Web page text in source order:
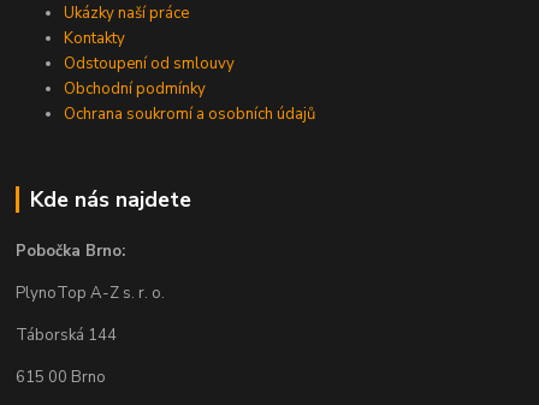
Ukázky naší práce
Kontakty
Odstoupení od smlouvy
Obchodní podmínky
Ochrana soukromí a osobních údajů
Kde nás najdete
Pobočka Brno:
PlynoTop A-Z s. r. o.
Táborská 144
615 00 Brno